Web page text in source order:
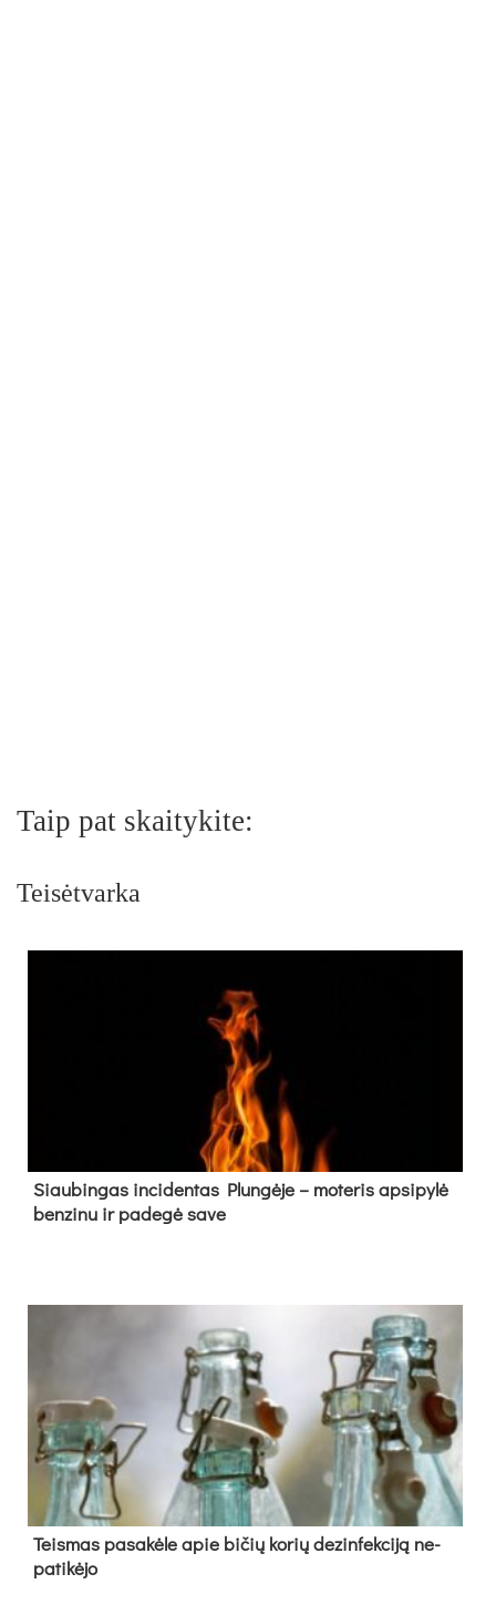
Taip pat skaitykite:
Teisėtvarka
Siau­bin­gas in­ci­den­tas Plun­gė­je – mo­te­ris ap­si­py­lė
ben­zi­nu ir pa­de­gė sa­ve
Teis­mas pa­sa­kė­le apie bi­čių ko­rių de­zin­fek­ci­ją ne­
pa­ti­kė­jo